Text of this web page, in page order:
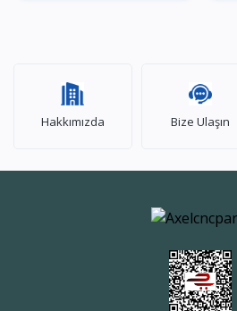
Hakkımızda Bize Ulaşın